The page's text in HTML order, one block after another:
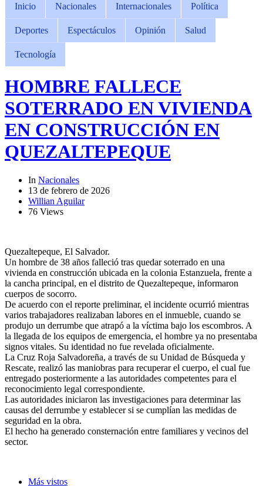
Inicio Nacionales Internacionales Política
Deportes Espectáculos Opinión Salud
Tecnología
HOMBRE FALLECE
SOTERRADO EN VIVIENDA
EN CONSTRUCCIÓN EN
QUEZALTEPEQUE
In Nacionales
13 de febrero de 2026
Willian Aguilar
76 Views
Quezaltepeque, El Salvador.
Un hombre de 38 años falleció tras quedar soterrado en una
vivienda en construcción ubicada en la colonia Estanzuela, frente a
la cancha principal, en el distrito de Quezaltepeque, informaron
cuerpos de socorro.
De acuerdo con el reporte preliminar, el incidente ocurrió mientras
varios trabajadores realizaban labores en el inmueble, cuando se
produjo un derrumbe que atrapó a la víctima bajo los escombros. A
la llegada de los equipos de emergencia, el hombre ya no presentaba
signos vitales. Su identidad no fue revelada oficialmente.
La Cruz Roja Salvadoreña, a través de su Unidad de Búsqueda y
Rescate, realizó las maniobras para recuperar el cuerpo, el cual fue
entregado posteriormente a las autoridades competentes para el
reconocimiento legal correspondiente.
Las autoridades iniciaron las investigaciones para determinar las
causas del derrumbe y establecer si se cumplían las medidas de
seguridad en la obra.
El hecho ha generado consternación entre familiares y vecinos del
sector.
Más vistos